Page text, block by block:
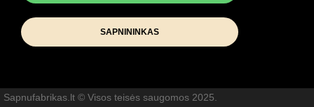
SAPNININKAS
Sapnufabrikas.lt © Visos teisės saugomos 2025.